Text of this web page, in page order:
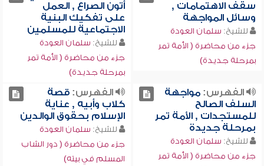
سقف الاهتمامات ,
وسائل المواجهة
للشيخ: سلمان العودة
جزء من محاضرة ( الأمة تمر
بمرحلة جديدة)
أتون الصراع , العمل
على تفكيك البنية
الاجتماعية للمسلمين
للشيخ: سلمان العودة
جزء من محاضرة ( الأمة تمر
بمرحلة جديدة)
الفهرس:مواجهة
السلف الصالح
للمستجدات , الأمة تمر
بمرحلة جديدة
للشيخ: سلمان العودة
جزء من محاضرة ( الأمة تمر
الفهرس:قصة
كلاب وأبيه , عناية
الإسلام بحقوق الوالدين
للشيخ: سلمان العودة
جزء من محاضرة ( دور الشاب
المسلم في بيته)